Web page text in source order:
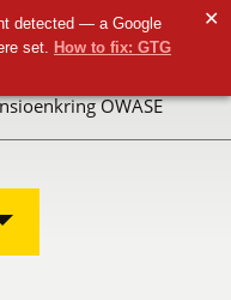
detected — a Google
set. How to fix: GTG
✕
OWASE